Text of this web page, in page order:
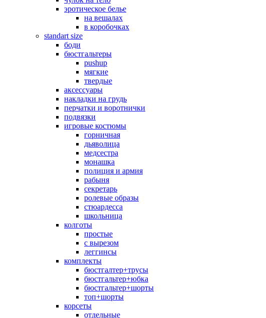
эротическое белье
на вешалах
в коробочках
standart size
боди
бюстгальтеры
pushup
мягкие
твердые
аксессуары
накладки на грудь
перчатки и воротнички
подвязки
игровые костюмы
горничная
дьяволица
медсестра
монашка
полиция и армия
рабыня
секретарь
ролевые образы
стюардесса
школьница
колготы
простые
с вырезом
леггинсы
комплекты
бюстгалтер+трусы
бюстгальтер+юбка
бюстгальтер+шорты
топ+шорты
корсеты
отдельные